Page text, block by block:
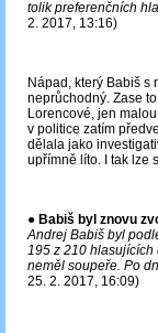
tolik preferenčních
2. 2017, 13:16)
Nápad, který Babiš s
neprůchodný. Zase
Lorencové, jen
v politice zatím
dělala jako
upřímně líto. I tak lze
● Babiš byl znovu
Andrej Babiš byl
195 z 210 hlasujících
neměl soupeře. Po
25. 2. 2017, 16:09)